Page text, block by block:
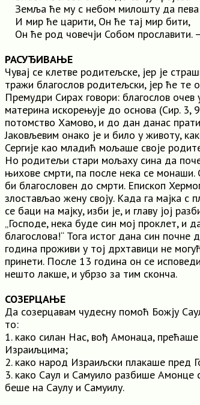
Земља ће му с небом милошту да пева
И мир ће царити, Он ће тај мир бити,
Он ће род човечји Собом прославити. –
РАСУЂИВАЊЕ
Чувај се клетве родитељске, јер је
тражи благослов родитељски, јер ће те
Премудри Сирах говори: благослов очев
материна искорењује до основа (Сир. 3,
потомство Хамово, и до дан данас
Јаковљевим онако је и било у животу,
Сергије као младић мољаше своје
Но родитељи стари мољаху сина да
њихове смрти, па после нека се монаши.
би благословен до смрти. Епископ
злостављао жену своју. Када га мајка с
се баци на мајку, изби је, и главу јој
„Господе, нека буде син мој проклет, и
благослова!“ Тога истог дана син
година проживи у тој дрхтавици не
принети. После 13 година он се
нешто лакше, и убрзо за тим сконча.
СОЗЕРЦАЊЕ
Да созерцавам чудесну помоћ Божју
то:
1. како силан Нас, вођ Амонаца,
Израиљцима;
2. како народ Израиљски плакаше пред
3. како Саул и Самуило разбише Амонце
беше на Саулу и Самуилу.